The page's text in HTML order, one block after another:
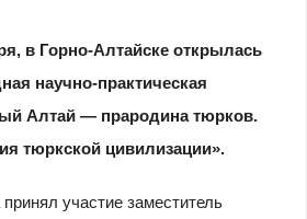
в Горно-Алтайске открылась
научно-практическая
Алтай — прародина тюрков.
тюркской цивилизации».
участие заместитель